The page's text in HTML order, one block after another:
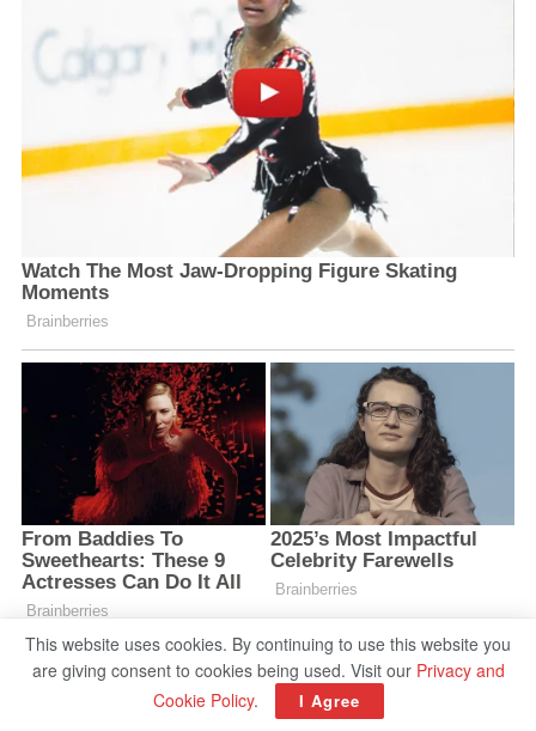
This website uses cookies. By continuing to use this website you
are giving consent to cookies being used. Visit our Privacy and
Cookie Policy. I Agree